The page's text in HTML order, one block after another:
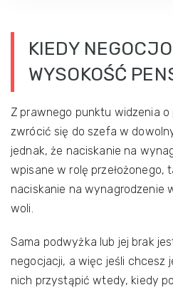
KIEDY
WYSOKOŚĆ
Z prawnego punktu widzenia
zwrócić się do szefa w
jednak, że naciskanie na
wpisane w rolę przełożonego,
naciskanie na wynagrodzenie
woli.
Sama podwyżka lub jej brak
negocjacji, a więc jeśli chcesz
nich przystąpić wtedy, kiedy